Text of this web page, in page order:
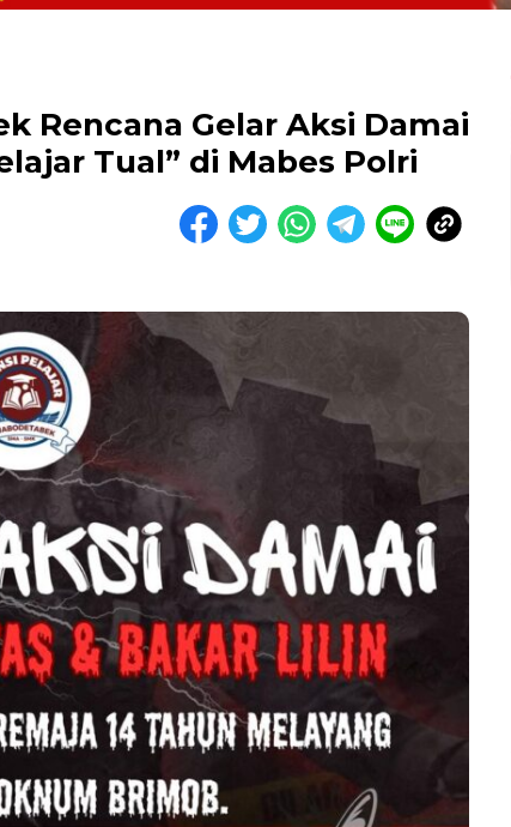
Rencana Gelar Aksi Damai
Tual” di Mabes Polri